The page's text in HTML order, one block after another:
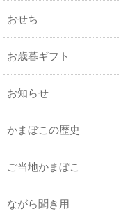
おせち
お歳暮ギフト
お知らせ
かまぼこの歴史
ご当地かまぼこ
ながら聞き用